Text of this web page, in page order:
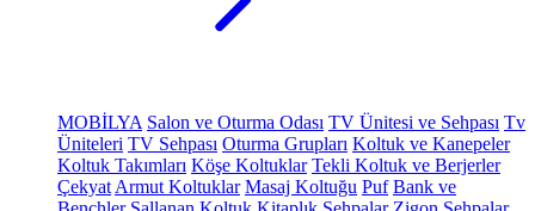
MOBİLYA Salon ve Oturma Odası TV Ünitesi ve Sehpası Tv
Üniteleri TV Sehpası Oturma Grupları Koltuk ve Kanepeler
Koltuk Takımları Köşe Koltuklar Tekli Koltuk ve Berjerler
Çekyat Armut Koltuklar Masaj Koltuğu Puf Bank ve